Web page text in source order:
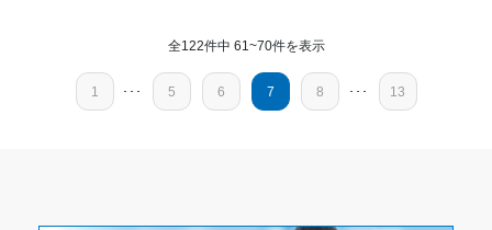
塾周辺の環境
駅前で明るいので良いです
全122件中 61~70件を表示
1 ･･･ 5 6 7 8 ･･･ 13